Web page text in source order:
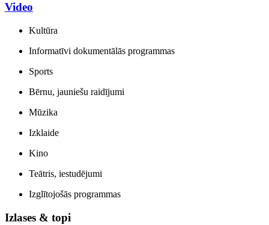
Video
Kultūra
Informatīvi dokumentālās programmas
Sports
Bērnu, jauniešu raidījumi
Mūzika
Izklaide
Kino
Teātris, iestudējumi
Izglītojošās programmas
Izlases & topi